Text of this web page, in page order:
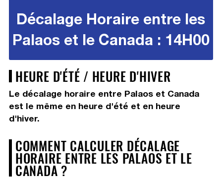
Décalage Horaire entre les
Palaos et le Canada : 14H00
HEURE D'ÉTÉ / HEURE D'HIVER
Le décalage horaire entre Palaos et Canada
est le même en heure d'été et en heure
d'hiver.
COMMENT CALCULER DÉCALAGE
HORAIRE ENTRE LES PALAOS ET LE
CANADA ?